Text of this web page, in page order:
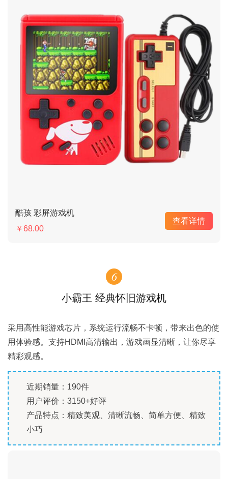
酷孩 彩屏游戏机
￥68.00
查看详情
6
小霸王 经典怀旧游戏机
采用高性能游戏芯片，系统运行流畅不卡顿，带来出色的使
用体验感。支持HDMI高清输出，游戏画显清晰，让你尽享
精彩观感。
近期销量：190件
用户评价：3150+好评
产品特点：精致美观、清晰流畅、简单方便、精致
小巧